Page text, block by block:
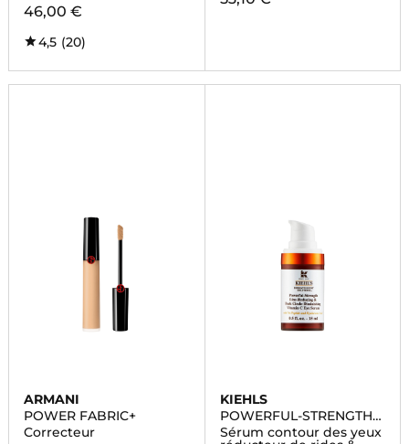
46,00 €
4,5 (20)
ARMANI
POWER FABRIC+
Correcteur
KIEHLS
POWERFUL-STRENGTH
LINE-REDUCING
Sérum contour des yeux